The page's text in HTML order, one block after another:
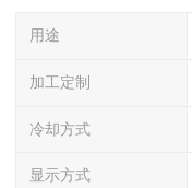
用途
加工定制
冷却方式
显示方式